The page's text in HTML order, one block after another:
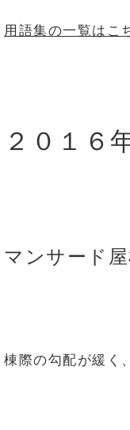
用語集の一覧はこ
２０１６
マンサード
棟際の勾配が緩く